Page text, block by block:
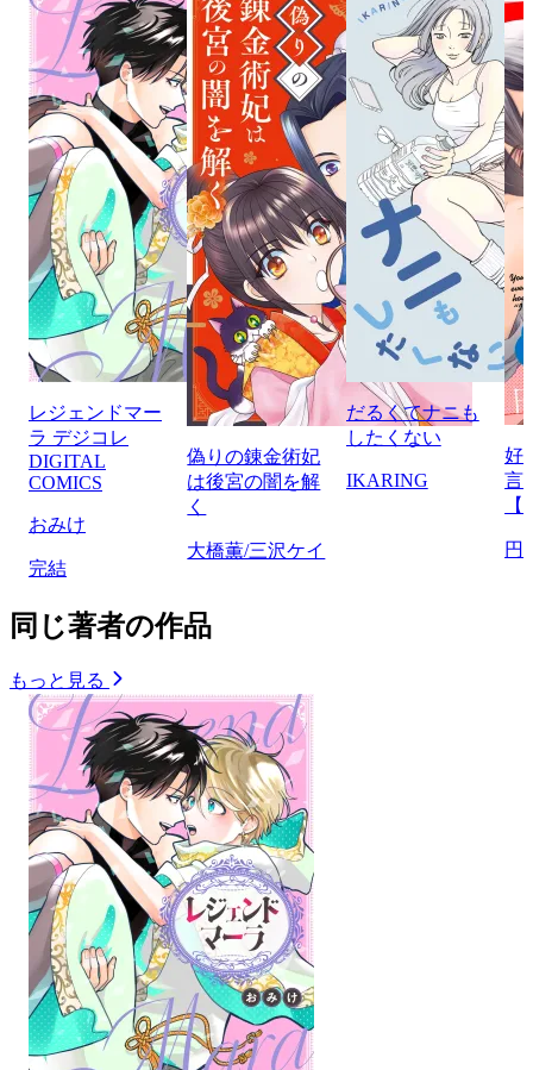
レジェンドマー
ラ デジコレ
DIGITAL
COMICS
おみけ
完結
偽りの錬金術妃
は後宮の闇を解
く
大橋薫/三沢ケイ
だるくてナニも
したくない
IKARING
好
言
円
同じ著者の作品
もっと見る